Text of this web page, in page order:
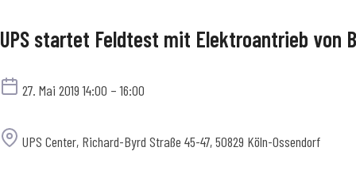
UPS startet Feldtest mit Elektroantrieb von
Termin
27. Mai 2019 14:00 – 16:00
Ort
UPS Center, Richard-Byrd Straße 45-47, 50829 Köln-Ossendorf